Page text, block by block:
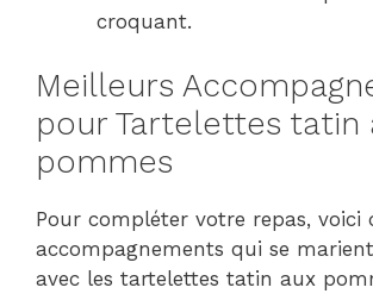
croquant.
Meilleurs
pour Tartelettes tatin
pommes
Pour compléter votre repas, voici
accompagnements qui se
avec les tartelettes tatin aux